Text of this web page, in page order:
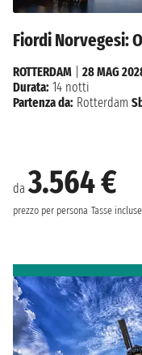
Fiordi Norvegesi:
da3.564 €
prezzo per persona Tasse incluse
ROTTERDAM
28 MAG
Durata: 14 notti
Partenza da: Rotterdam